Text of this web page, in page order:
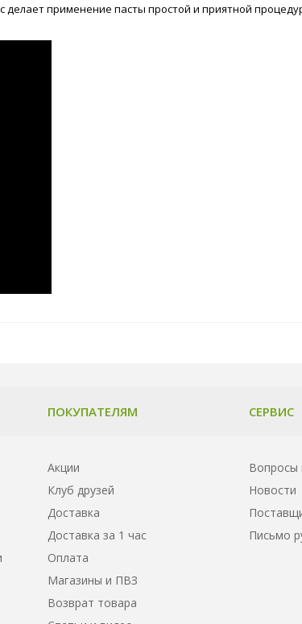
делает применение пасты простой и приятной
ПОКУПАТЕЛЯМ
Акции
Клуб друзей
Доставка
Доставка за 1 час
Оплата
Магазины и ПВЗ
Возврат товара
СЕРВИС
Вопросы
Новости
Письмо